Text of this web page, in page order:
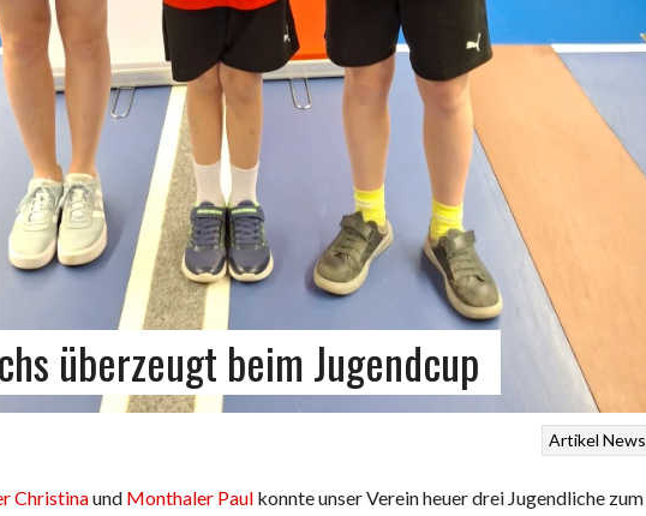
überzeugt beim Jugendcup
Artikel News
Christinaund Monthaler Paul konnte unser Verein heuer drei Jugendliche zum